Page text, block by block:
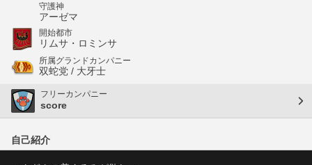
守護神
アーゼマ
開始都市
リムサ・ロミンサ
所属グランドカンパニー
双蛇党 / 大牙士
フリーカンパニー
score
自己紹介